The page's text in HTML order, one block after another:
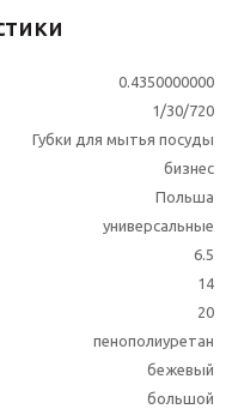
0.4350000000
1/30/720
Губки для мытья посуды
бизнес
Польша
универсальные
6.5
14
20
пенополиуретан
бежевый
большой